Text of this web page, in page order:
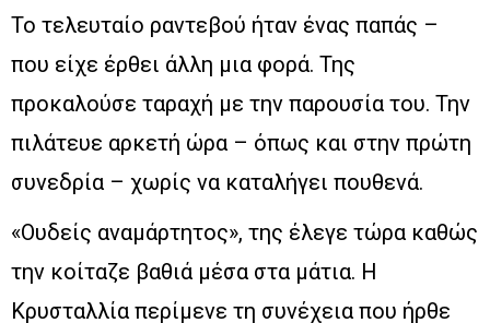
Το τελευταίο ραντεβού ήταν ένας παπάς –
που είχε έρθει άλλη μια φορά. Της
προκαλούσε ταραχή με την παρουσία του. Την
πιλάτευε αρκετή ώρα – όπως και στην πρώτη
συνεδρία – χωρίς να καταλήγει πουθενά.
«Ουδείς αναμάρτητος», της έλεγε τώρα καθώς
την κοίταζε βαθιά μέσα στα μάτια. Η
Κρυσταλλία περίμενε τη συνέχεια που ήρθε